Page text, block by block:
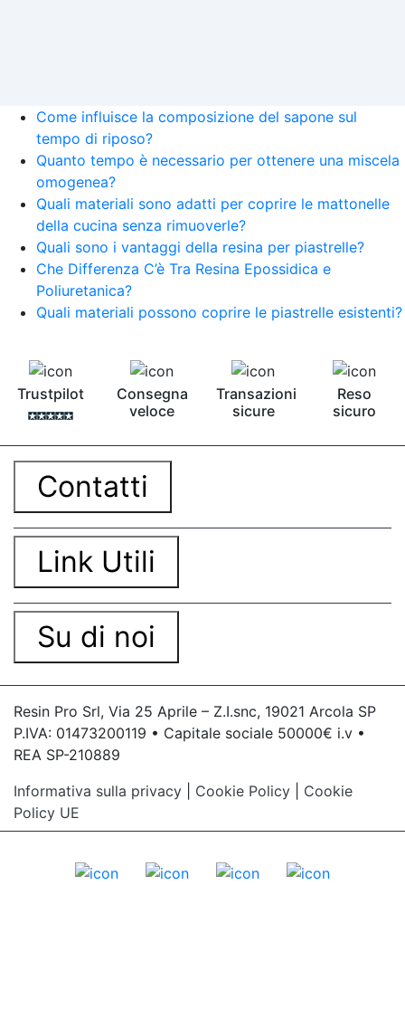
Come influisce la composizione del sapone sul
tempo di riposo?
Quanto tempo è necessario per ottenere una miscela
omogenea?
Quali materiali sono adatti per coprire le mattonelle
della cucina senza rimuoverle?
Quali sono i vantaggi della resina per piastrelle?
Che Differenza C’è Tra Resina Epossidica e
Poliuretanica?
Quali materiali possono coprire le piastrelle esistenti?
Trustpilot
Consegna
veloce
Transazioni
sicure
Reso
sicuro
Contatti
Link Utili
Su di noi
Resin Pro Srl, Via 25 Aprile – Z.I.snc, 19021 Arcola SP
P.IVA: 01473200119 • Capitale sociale 50000€ i.v •
REA SP-210889
Informativa sulla privacy
Cookie Policy
Cookie
Policy UE